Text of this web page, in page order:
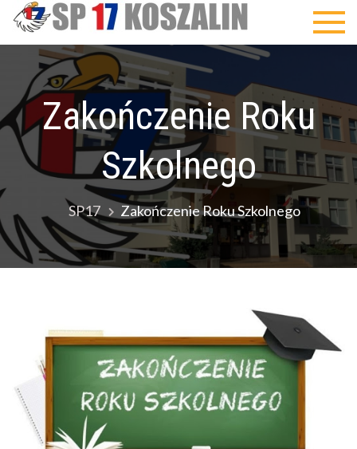
Skip
content
SP17
Zakończenie Roku
Szkolnego
SP17 Zakończenie Roku Szkolnego